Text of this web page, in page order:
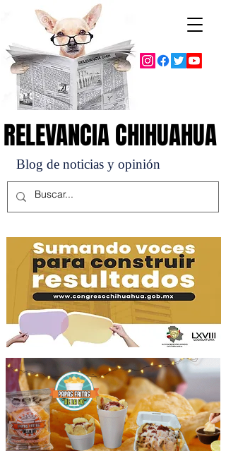
Blog de noticias y opinión
RELEVANCIA CHIHUAHUA
RELEVANCIA CHIHUAHUA